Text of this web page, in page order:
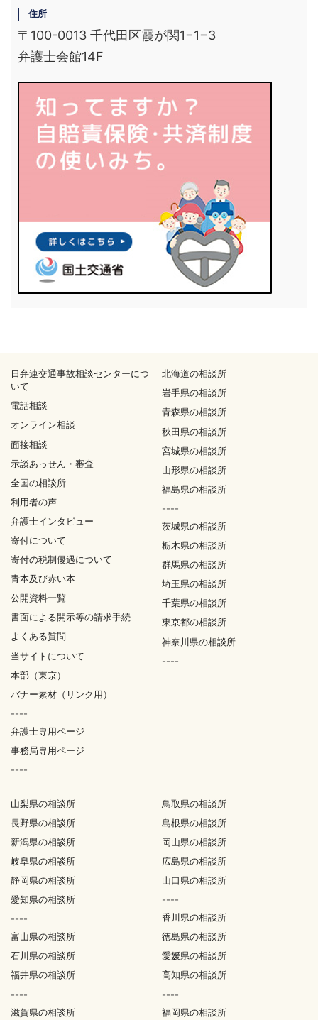
住所
〒100-0013 千代田区霞が関1−1−3
弁護士会館14F
日弁連交通事故相談センターにつ
いて
電話相談
オンライン相談
面接相談
示談あっせん・審査
全国の相談所
利用者の声
弁護士インタビュー
寄付について
寄付の税制優遇について
青本及び赤い本
公開資料一覧
書面による開示等の請求手続
よくある質問
当サイトについて
本部（東京）
バナー素材（リンク用）
----
弁護士専用ページ
事務局専用ページ
----
北海道の相談所
岩手県の相談所
青森県の相談所
秋田県の相談所
宮城県の相談所
山形県の相談所
福島県の相談所
----
茨城県の相談所
栃木県の相談所
群馬県の相談所
埼玉県の相談所
千葉県の相談所
東京都の相談所
神奈川県の相談所
----
山梨県の相談所
長野県の相談所
新潟県の相談所
岐阜県の相談所
静岡県の相談所
愛知県の相談所
----
富山県の相談所
石川県の相談所
福井県の相談所
----
滋賀県の相談所
鳥取県の相談所
島根県の相談所
岡山県の相談所
広島県の相談所
山口県の相談所
----
香川県の相談所
徳島県の相談所
愛媛県の相談所
高知県の相談所
----
福岡県の相談所